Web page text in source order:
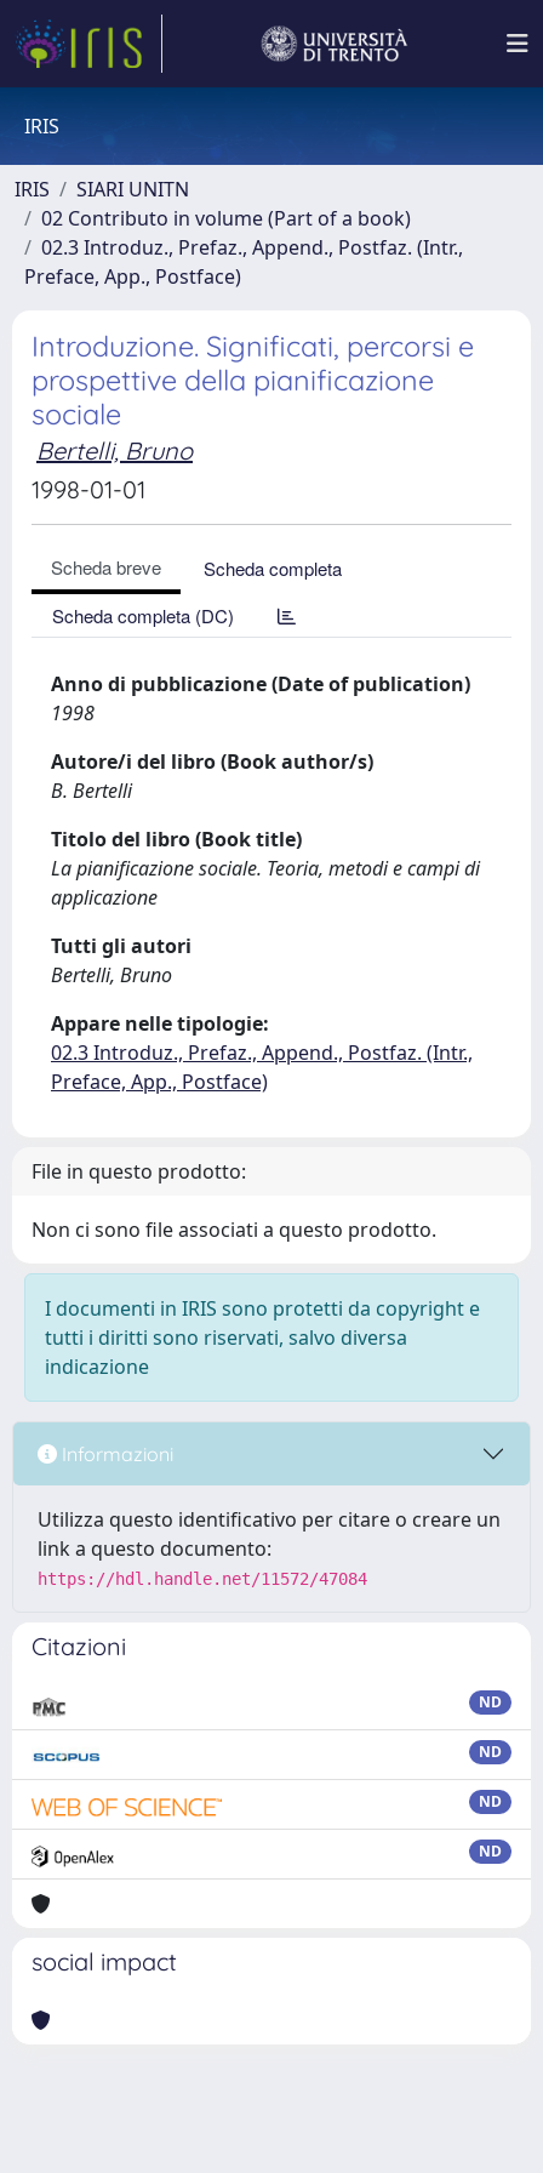
IRIS
IRIS
SIARI UNITN
02 Contributo in volume (Part of a book)
02.3 Introduz., Prefaz., Append., Postfaz. (Intr.,
Preface, App., Postface)
Introduzione. Significati, percorsi e
prospettive della pianificazione
sociale
Bertelli, Bruno
1998-01-01
Scheda breve
Scheda completa
Scheda completa (DC)
Anno di pubblicazione (Date of publication)
1998
Autore/i del libro (Book author/s)
B. Bertelli
Titolo del libro (Book title)
La pianificazione sociale. Teoria, metodi e campi di
applicazione
Tutti gli autori
Bertelli, Bruno
Appare nelle tipologie:
02.3 Introduz., Prefaz., Append., Postfaz. (Intr.,
Preface, App., Postface)
File in questo prodotto:
Non ci sono file associati a questo prodotto.
I documenti in IRIS sono protetti da copyright e
tutti i diritti sono riservati, salvo diversa
indicazione
Informazioni
Utilizza questo identificativo per citare o creare un
link a questo documento:
https://hdl.handle.net/11572/47084
Citazioni
ND
ND
ND
ND
social impact